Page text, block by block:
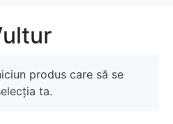
produs care să se
ta.